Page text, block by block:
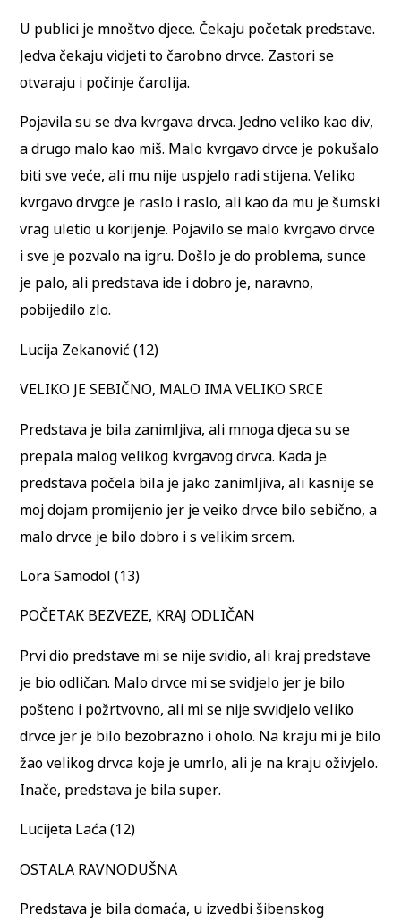
U publici je mnoštvo djece. Čekaju početak predstave.
Jedva čekaju vidjeti to čarobno drvce. Zastori se
otvaraju i počinje čarolija.
Pojavila su se dva kvrgava drvca. Jedno veliko kao div,
a drugo malo kao miš. Malo kvrgavo drvce je pokušalo
biti sve veće, ali mu nije uspjelo radi stijena. Veliko
kvrgavo drvgce je raslo i raslo, ali kao da mu je šumski
vrag uletio u korijenje. Pojavilo se malo kvrgavo drvce
i sve je pozvalo na igru. Došlo je do problema, sunce
je palo, ali predstava ide i dobro je, naravno,
pobijedilo zlo.
Lucija Zekanović (12)
VELIKO JE SEBIČNO, MALO IMA VELIKO SRCE
Predstava je bila zanimljiva, ali mnoga djeca su se
prepala malog velikog kvrgavog drvca. Kada je
predstava počela bila je jako zanimljiva, ali kasnije se
moj dojam promijenio jer je veiko drvce bilo sebično, a
malo drvce je bilo dobro i s velikim srcem.
Lora Samodol (13)
POČETAK BEZVEZE, KRAJ ODLIČAN
Prvi dio predstave mi se nije svidio, ali kraj predstave
je bio odličan. Malo drvce mi se svidjelo jer je bilo
pošteno i požrtvovno, ali mi se nije svvidjelo veliko
drvce jer je bilo bezobrazno i oholo. Na kraju mi je bilo
žao velikog drvca koje je umrlo, ali je na kraju oživjelo.
Inače, predstava je bila super.
Lucijeta Laća (12)
OSTALA RAVNODUŠNA
Predstava je bila domaća, u izvedbi šibenskog